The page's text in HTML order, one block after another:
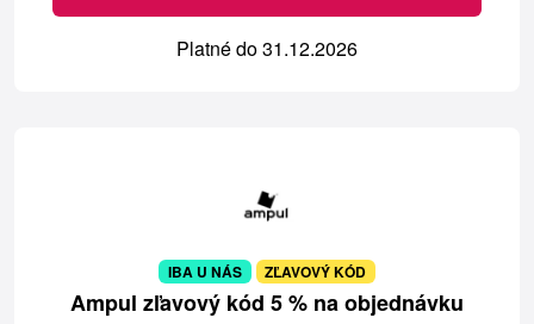
Platné do 31.12.2026
IBA U NÁS ZĽAVOVÝ KÓD
Ampul zľavový kód 5 % na objednávku